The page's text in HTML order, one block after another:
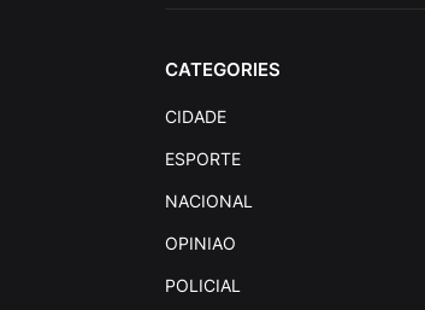
CATEGORIES
CIDADE
ESPORTE
NACIONAL
OPINIAO
POLICIAL